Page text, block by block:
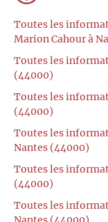
Toutes les
Marion Cahour à
Toutes les
(44000)
Toutes les
(44000)
Toutes les
Nantes (44000)
Toutes les
(44000)
Toutes les